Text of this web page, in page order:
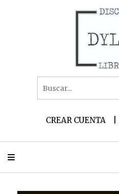
CREAR CUENTA